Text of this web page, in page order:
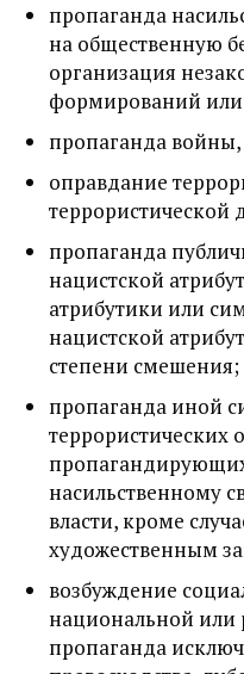
пропаганда
на общественную
организация
формирований или
пропаганда
оправдание
террористической
пропаганда
нацистской
атрибутики или
нацистской
степени смешения;
пропаганда иной
террористических
насильственному
власти, кроме
художественным
возбуждение
национальной или
пропаганда